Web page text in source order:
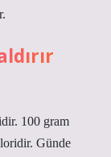
100 gram
Günde